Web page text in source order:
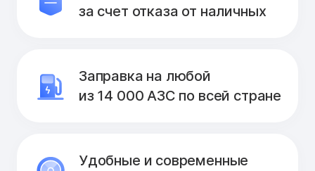
за счет отказа от наличных
Заправка на любой
из 14 000 АЗС по всей стране
Удобные и современные